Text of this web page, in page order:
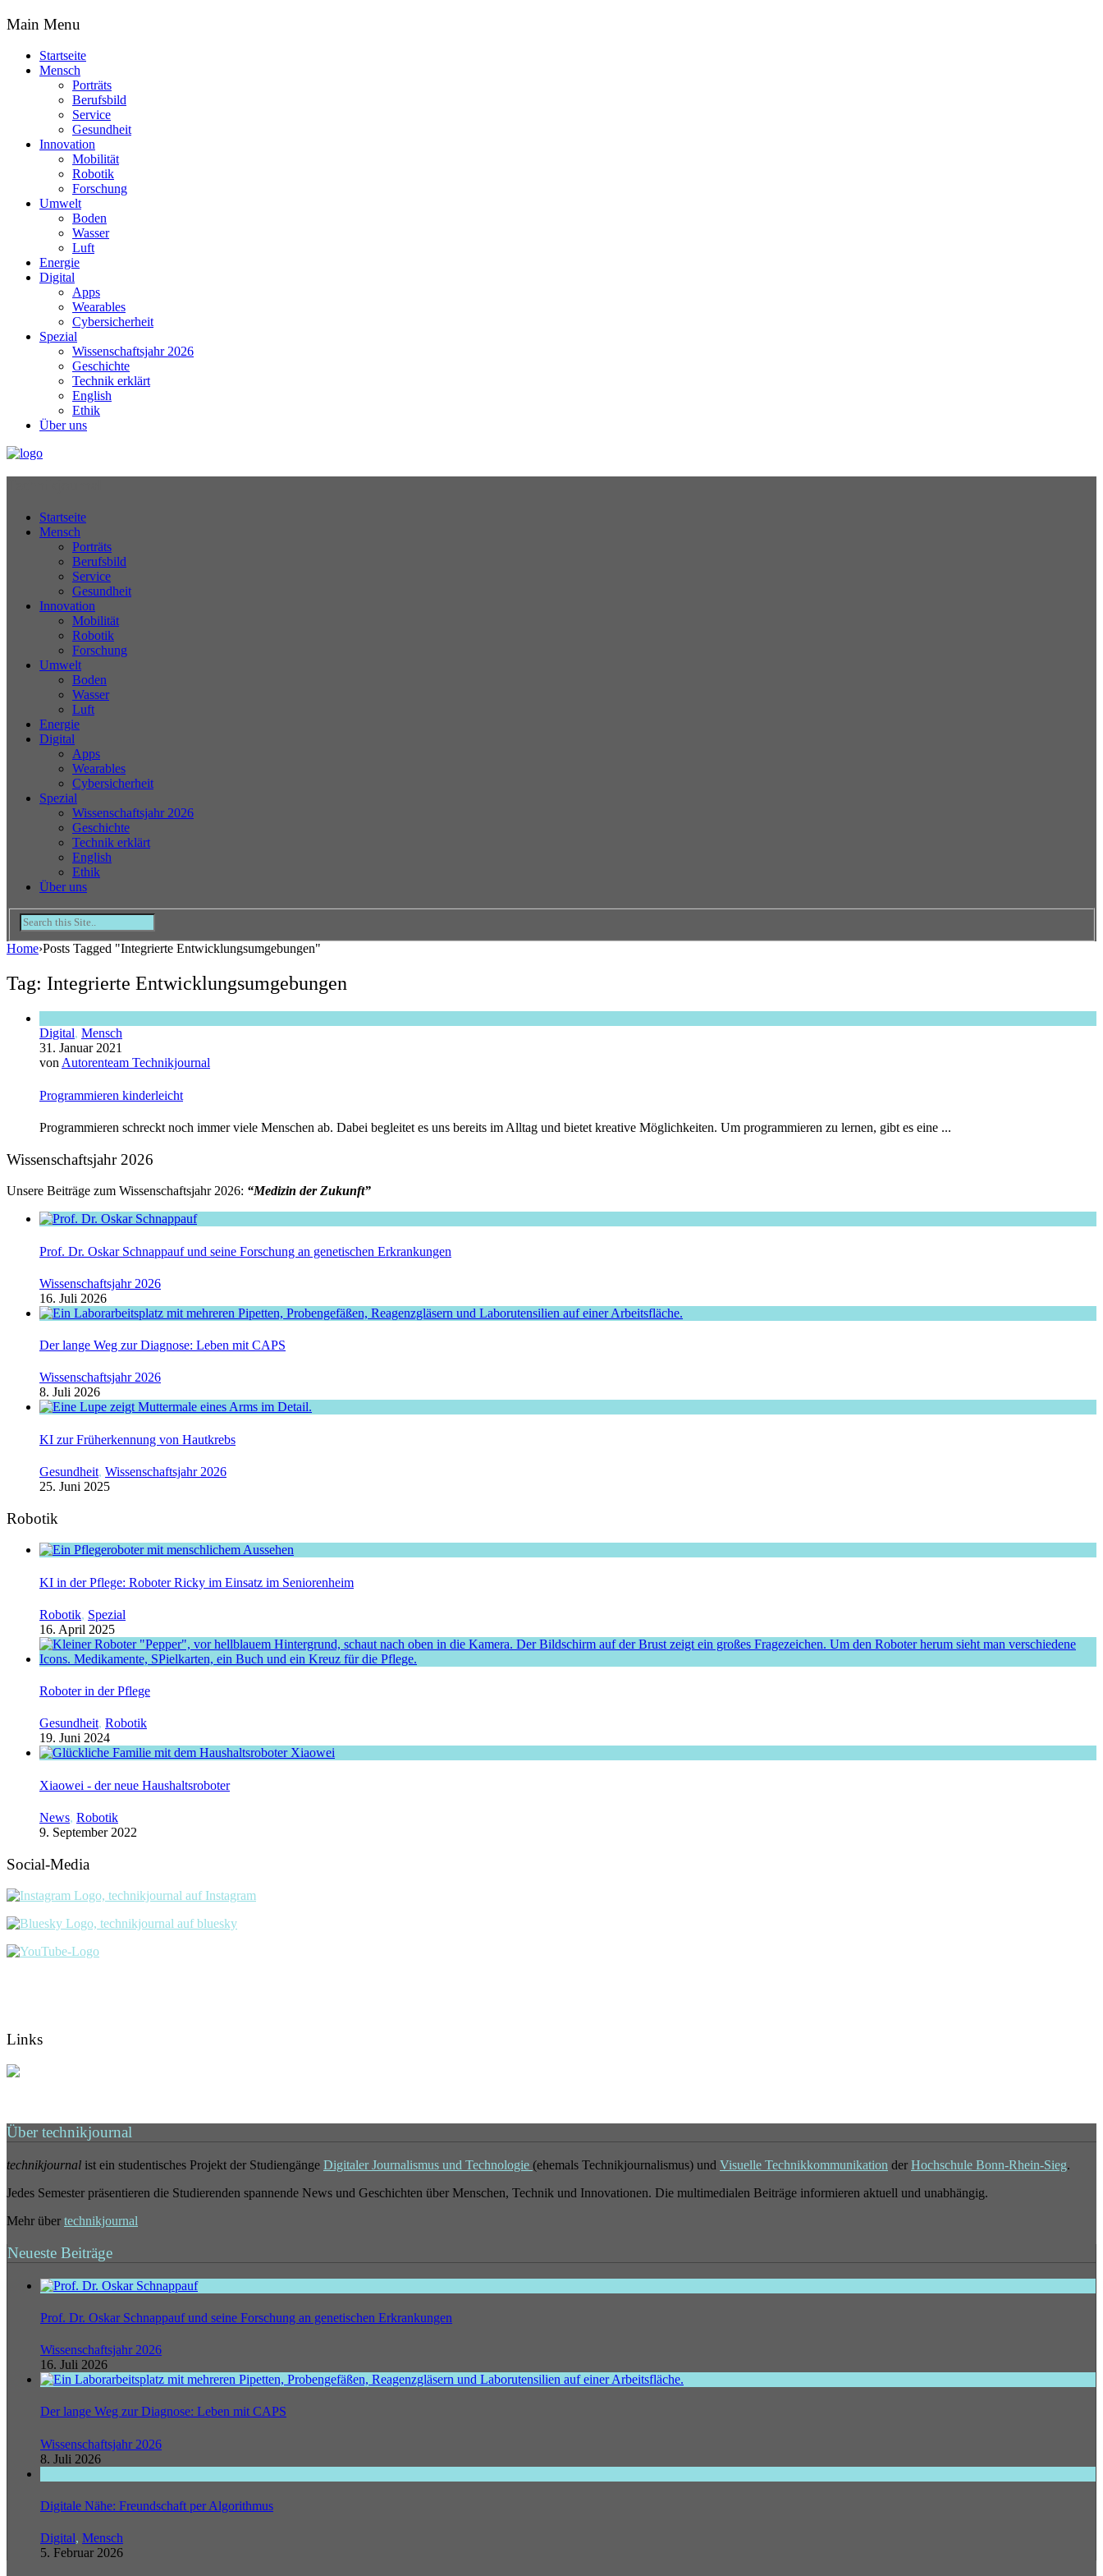
Main Menu
Startseite
Mensch
Porträts
Berufsbild
Service
Gesundheit
Innovation
Mobilität
Robotik
Forschung
Umwelt
Boden
Wasser
Luft
Energie
Digital
Apps
Wearables
Cybersicherheit
Spezial
Wissenschaftsjahr 2026
Geschichte
Technik erklärt
English
Ethik
Über uns
Startseite
Mensch
Porträts
Berufsbild
Service
Gesundheit
Innovation
Mobilität
Robotik
Forschung
Umwelt
Boden
Wasser
Luft
Energie
Digital
Apps
Wearables
Cybersicherheit
Spezial
Wissenschaftsjahr 2026
Geschichte
Technik erklärt
English
Ethik
Über uns
Home›Posts Tagged "Integrierte Entwicklungsumgebungen"
Tag: Integrierte Entwicklungsumgebungen
Digital, Mensch
31. Januar 2021
von Autorenteam Technikjournal
Programmieren kinderleicht
Programmieren schreckt noch immer viele Menschen ab. Dabei begleitet es uns bereits im Alltag und bietet kreative Möglichkeiten. Um programmieren zu lernen, gibt es eine ...
Wissenschaftsjahr 2026
Unsere Beiträge zum Wissenschaftsjahr 2026: “Medizin der Zukunft”
Prof. Dr. Oskar Schnappauf und seine Forschung an genetischen Erkrankungen
Wissenschaftsjahr 2026
16. Juli 2026
Der lange Weg zur Diagnose: Leben mit CAPS
Wissenschaftsjahr 2026
8. Juli 2026
KI zur Früherkennung von Hautkrebs
Gesundheit, Wissenschaftsjahr 2026
25. Juni 2025
Robotik
KI in der Pflege: Roboter Ricky im Einsatz im Seniorenheim
Robotik, Spezial
16. April 2025
Roboter in der Pflege
Gesundheit, Robotik
19. Juni 2024
Xiaowei - der neue Haushaltsroboter
News, Robotik
9. September 2022
Social-Media
Links
Über technikjournal
technikjournal ist ein studentisches Projekt der Studiengänge Digitaler Journalismus und Technologie (ehemals Technikjournalismus) und Visuelle Technikkommunikation der Hochschule Bonn-Rhein-Sieg.
Jedes Semester präsentieren die Studierenden spannende News und Geschichten über Menschen, Technik und Innovationen. Die multimedialen Beiträge informieren aktuell und unabhängig.
Mehr über technikjournal
Neueste Beiträge
Prof. Dr. Oskar Schnappauf und seine Forschung an genetischen Erkrankungen
Wissenschaftsjahr 2026
16. Juli 2026
Der lange Weg zur Diagnose: Leben mit CAPS
Wissenschaftsjahr 2026
8. Juli 2026
Digitale Nähe: Freundschaft per Algorithmus
Digital, Mensch
5. Februar 2026